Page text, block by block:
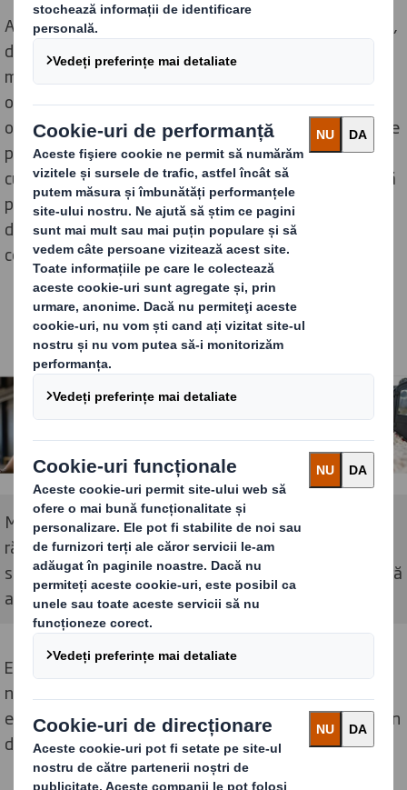
Acest lucru prezintă oportunități uriașe pentru noi toți,
dar necesită și noi moduri de gândire. Cum livrăm mai
multe produse, fără ca mai multe vehicule să ne facă
orașele mai aglomerate? Cum livrăm mai mult la casele
oamenilor, fără a le umple cu ambalaje în exces? Cum se
pot adapta companiile la schimbarea obiceiurilor de
cumpărături, în timp ce își desfășoară operațiunile fără
probleme și eficient? Cum putem face produsele
disponibile peste granițe, asigurând în același timp
coerența oriunde, de fiecare dată?
Misiunea noastra este să ajutăm clienții noștri să
răspundă la schimbarea obiceiurilor de cumpărături cu
soluții de ambalare durabile de care societatea noastră
are nevoie
Este nevoie de o nouă abordare a ambalajului. Și o
nevoie de un lider puternic în industria noastră. Acesta
este ceea ce ne motivează și de ce avem un scop comun
de a redefini ambalajul pentru o lume în schimbare.